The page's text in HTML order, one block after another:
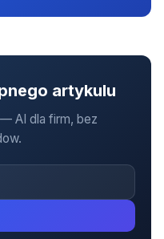
artykulu
AI dla firm, bez